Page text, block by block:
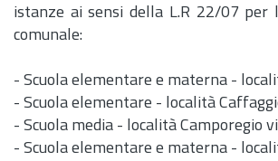
istanze ai sensi della L.R 22/07
comunale:
- Scuola elementare e materna -
- Scuola elementare - località
- Scuola media - località Camporegio
- Scuola elementare e materna -